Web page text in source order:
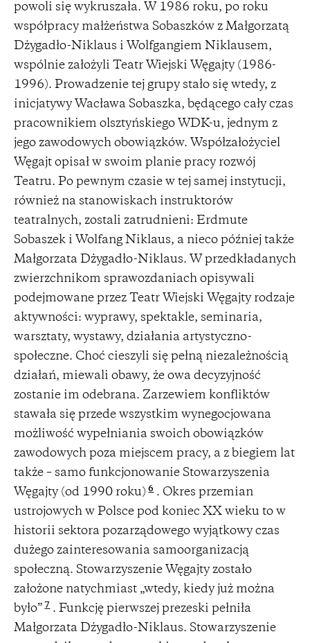
powoli się wykruszała. W 1986 roku, po roku
współpracy małżeństwa Sobaszków z Małgorzatą
Dżygadło-Niklaus i Wolfgangiem Niklausem,
wspólnie założyli Teatr Wiejski Węgajty (1986-
1996). Prowadzenie tej grupy stało się wtedy, z
inicjatywy Wacława Sobaszka, będącego cały czas
pracownikiem olsztyńskiego WDK-u, jednym z
jego zawodowych obowiązków. Współzałożyciel
Węgajt opisał w swoim planie pracy rozwój
Teatru. Po pewnym czasie w tej samej instytucji,
również na stanowiskach instruktorów
teatralnych, zostali zatrudnieni: Erdmute
Sobaszek i Wolfang Niklaus, a nieco później także
Małgorzata Dżygadło-Niklaus. W przedkładanych
zwierzchnikom sprawozdaniach opisywali
podejmowane przez Teatr Wiejski Węgajty rodzaje
aktywności: wyprawy, spektakle, seminaria,
warsztaty, wystawy, działania artystyczno-
społeczne. Choć cieszyli się pełną niezależnością
działań, miewali obawy, że owa decyzyjność
zostanie im odebrana. Zarzewiem konfliktów
stawała się przede wszystkim wynegocjowana
możliwość wypełniania swoich obowiązków
zawodowych poza miejscem pracy, a z biegiem lat
także – samo funkcjonowanie Stowarzyszenia
Węgajty (od 1990 roku) 6 . Okres przemian
ustrojowych w Polsce pod koniec XX wieku to w
historii sektora pozarządowego wyjątkowy czas
dużego zainteresowania samoorganizacją
społeczną. Stowarzyszenie Węgajty zostało
założone natychmiast „wtedy, kiedy już można
było” 7 . Funkcję pierwszej prezeski pełniła
Małgorzata Dżygadło-Niklaus. Stowarzyszenie